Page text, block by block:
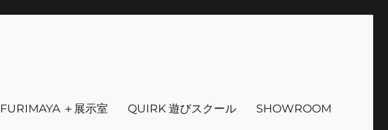
FURIMAYA ＋展示室 QUIRK 遊びスクール SHOWROOM